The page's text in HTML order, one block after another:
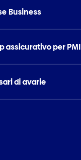
Business
assicurativo per PMI
di avarie